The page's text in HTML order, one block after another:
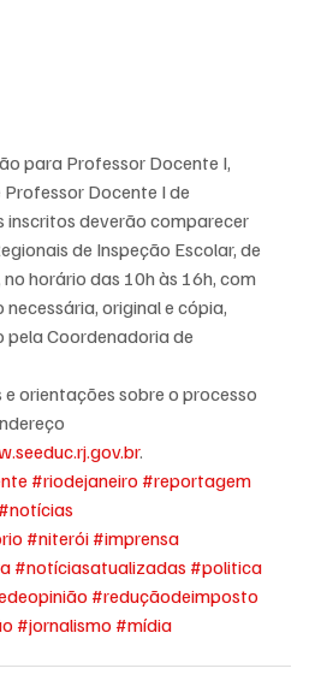
para Professor Docente I,
Docente I de
inscritos deverão comparecer
de Inspeção Escolar, de
horário das 10h às 16h, com
original e cópia,
pela Coordenadoria de
orientações sobre o processo
.
#riodejaneiro #reportagem
#notícias
#niterói #imprensa
#notíciasatualizadas #politica
#reduçãodeimposto
#jornalismo #mídia